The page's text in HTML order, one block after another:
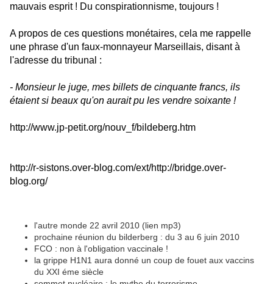
mauvais esprit ! Du conspirationnisme, toujours !
A propos de ces questions monétaires, cela me rappelle
une phrase d'un faux-monnayeur Marseillais, disant à
l'adresse du tribunal :
- Monsieur le juge, mes billets de cinquante francs, ils
étaient si beaux qu'on aurait pu les vendre soixante !
http://www.jp-petit.org/nouv_f/bildeberg.htm
http://r-sistons.over-blog.com/ext/http://bridge.over-
blog.org/
l'autre monde 22 avril 2010 (lien mp3)
prochaine réunion du bilderberg : du 3 au 6 juin 2010
FCO : non à l'obligation vaccinale !
la grippe H1N1 aura donné un coup de fouet aux vaccins
du XXI éme siècle